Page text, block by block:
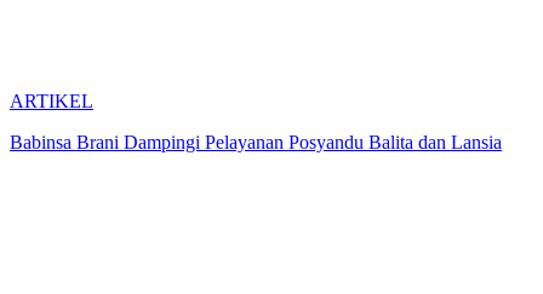
ARTIKEL
Babinsa Brani Dampingi Pelayanan Posyandu Balita dan Lansia